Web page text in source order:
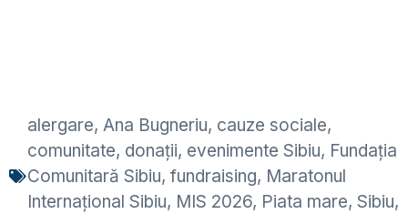
alergare, Ana Bugneriu, cauze sociale,
comunitate, donații, evenimente Sibiu, Fundația
Comunitară Sibiu, fundraising, Maratonul
Internațional Sibiu, MIS 2026, Piata mare, Sibiu,